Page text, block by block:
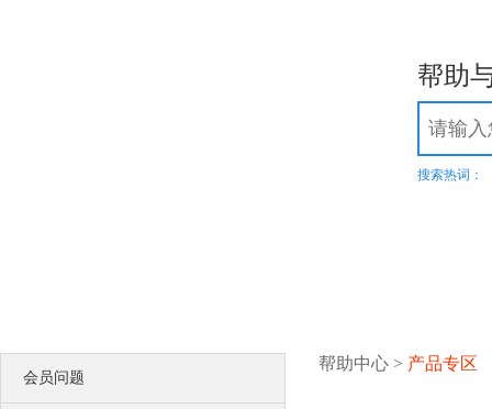
域名续费whois查
溢价域名.集
服务器证书
服务器证书给网站机密信息上安全锁
帮助
搜索热词：
会员问题
帮助中心 > 产品专区